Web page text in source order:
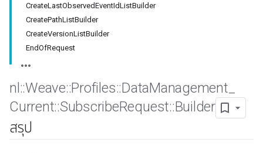
CreateLastObservedEventIdListBuilder
CreatePathListBuilder
CreateVersionListBuilder
EndOfRequest
nl ::Weave::Profiles::DataManagement
Current::SubscribeRequest::Builder
สรุป